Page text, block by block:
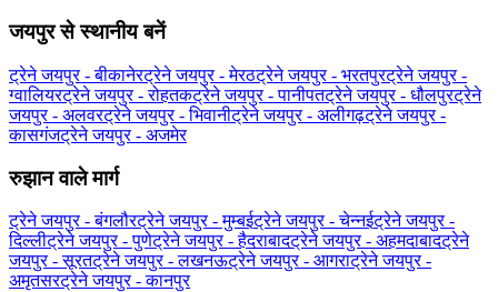
जयपुर से स्थानीय बनें
ट्रेने जयपुर - बीकानेरट्रेने जयपुर - मेरठट्रेने जयपुर - भरतपुरट्रेने जयपुर -
ग्‍वालियरट्रेने जयपुर - रोहतकट्रेने जयपुर - पानीपतट्रेने जयपुर - धौलपुरट्रेने
जयपुर - अलवरट्रेने जयपुर - भिवानीट्रेने जयपुर - अलीगढ़ट्रेने जयपुर -
कासगंजट्रेने जयपुर - अजमेर
रुझान वाले मार्ग
ट्रेने जयपुर - बंगलौरट्रेने जयपुर - मुम्बईट्रेने जयपुर - चेन्नईट्रेने जयपुर -
दिल्लीट्रेने जयपुर - पुणेट्रेने जयपुर - हैदराबादट्रेने जयपुर - अहमदाबादट्रेने
जयपुर - सूरतट्रेने जयपुर - लखनऊट्रेने जयपुर - आगराट्रेने जयपुर -
अमृतसरट्रेने जयपुर - कानपुर